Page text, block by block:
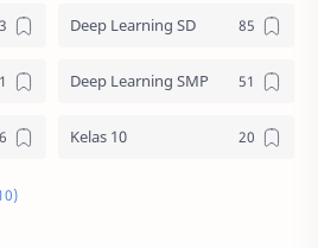
Deep Learning SD
Deep Learning SMP
Kelas 10